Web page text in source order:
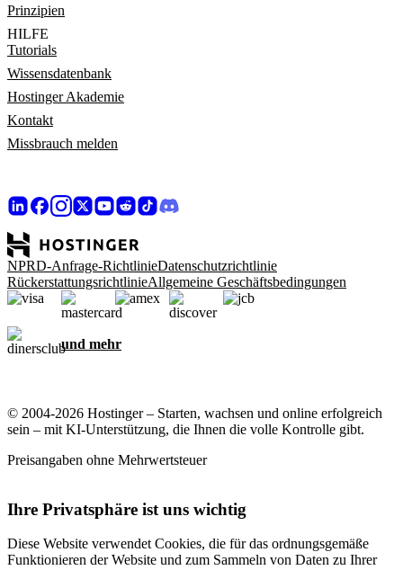
Prinzipien
HILFE
Tutorials
Wissensdatenbank
Hostinger Akademie
Kontakt
Missbrauch melden
NPRD-Anfrage-RichtlinieDatenschutzrichtlinie
RückerstattungsrichtlinieAllgemeine Geschäftsbedingungen
und mehr
© 2004-2026 Hostinger – Starten, wachsen und online erfolgreich
sein – mit KI-Unterstützung, die Ihnen die volle Kontrolle gibt.
Preisangaben ohne Mehrwertsteuer
Ihre Privatsphäre ist uns wichtig
Diese Website verwendet Cookies, die für das ordnungsgemäße
Funktionieren der Website und zum Sammeln von Daten zu Ihrer